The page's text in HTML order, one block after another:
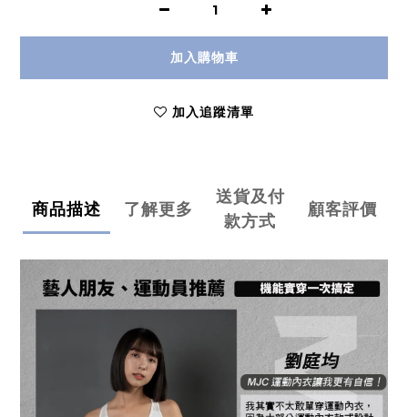
加入購物車
加入追蹤清單
商品描述 了解更多
送貨及付
款方式
顧客評價